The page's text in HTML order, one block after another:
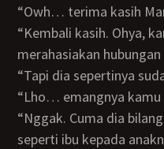
“Owh… terima kasih
“Kembali kasih. Ohya, kamu harus tetap
merahasiakan
“Tapi dia sepertinya
“Lho… emangnya
“Nggak. Cuma dia bilang sikap Mamie padaku tidak
seperti ibu kepada